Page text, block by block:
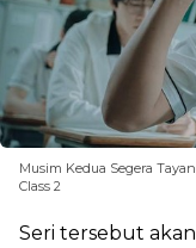
Musim Kedua Segera
Class 2
Seri tersebut